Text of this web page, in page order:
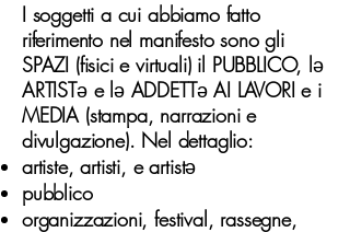
I soggetti a cui abbiamo fatto
riferimento nel manifesto sono gli
SPAZI (fisici e virtuali) il PUBBLICO, lə
ARTISTəe ləADDETTəAI LAVORI e i
MEDIA (stampa, narrazioni e
divulgazione). Nel dettaglio:
artiste, artisti, e artistə
pubblico
organizzazioni, festival, rassegne,